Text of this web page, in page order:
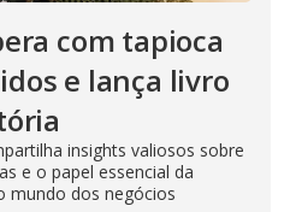
com tapioca
e lança livro
insights valiosos sobre
e o papel essencial da
mundo dos negócios